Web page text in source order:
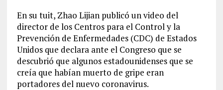
En su tuit, Zhao Lijian publicó un video del
director de los Centros para el Control y la
Prevención de Enfermedades (CDC) de Estados
Unidos que declara ante el Congreso que se
descubrió que algunos estadounidenses que se
creía que habían muerto de gripe eran
portadores del nuevo coronavirus.